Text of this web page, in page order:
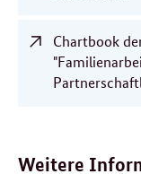
Chartbook
Weitere